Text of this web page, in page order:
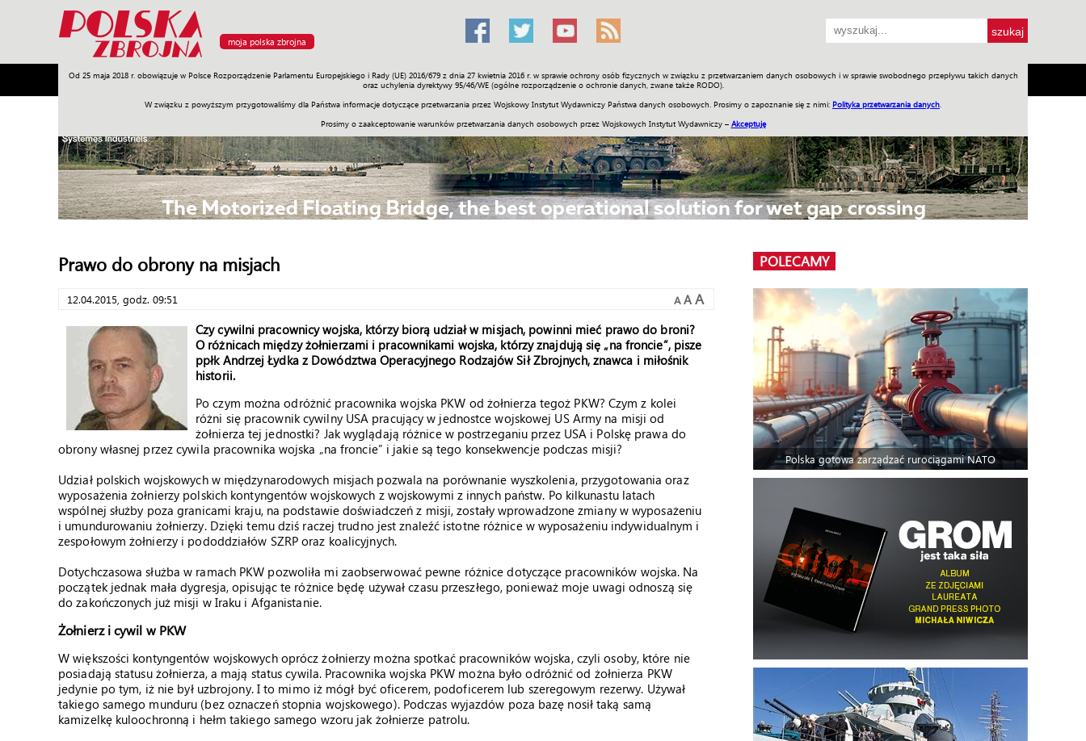
moja polska zbrojna
Od 25 maja 2018 r. obowiązuje w Polsce Rozporządzenie Parlamentu Europejskiego i Rady (UE) 2016/679 z dnia 27 kwietnia 2016 r. w sprawie ochrony osób fizycznych w związku z przetwarzaniem danych osobowych i w sprawie swobodnego przepływu takich danych
oraz uchylenia dyrektywy 95/46/WE (ogólne rozporządzenie o ochronie danych, zwane także RODO).
W związku z powyższym przygotowaliśmy dla Państwa informacje dotyczące przetwarzania przez Wojskowy Instytut Wydawniczy Państwa danych osobowych. Prosimy o zapoznanie się z nimi: Polityka przetwarzania danych
Prosimy o zaakceptowanie warunków przetwarzania danych osobowych przez Wojskowych Instytut Wydawniczy – Akceptuję
Armia Poligon Sprzęt Misje Polityka Prawo Świat Społeczność Sport Historia Galerie Wideo ENGLISH SKLEP Jednodniówki Praca w WIW
Prawo do obrony na misjach
12.04.2015, godz. 09:51 A A A
Czy cywilni pracownicy wojska, którzy biorą udział w misjach, powinni mieć prawo do broni?
O różnicach między żołnierzami i pracownikami wojska, którzy znajdują się „na froncie”, pisze
ppłk Andrzej Łydka z Dowództwa Operacyjnego Rodzajów Sił Zbrojnych, znawca i miłośnik
historii.
Po czym można odróżnić pracownika wojska PKW od żołnierza tegoż PKW? Czym z kolei
różni się pracownik cywilny USA pracujący w jednostce wojskowej US Army na misji od
żołnierza tej jednostki? Jak wyglądają różnice w postrzeganiu przez USA i Polskę prawa do
obrony własnej przez cywila pracownika wojska „na froncie” i jakie są tego konsekwencje podczas misji?
Udział polskich wojskowych w międzynarodowych misjach pozwala na porównanie wyszkolenia, przygotowania oraz
wyposażenia żołnierzy polskich kontyngentów wojskowych z wojskowymi z innych państw. Po kilkunastu latach
wspólnej służby poza granicami kraju, na podstawie doświadczeń z misji, zostały wprowadzone zmiany w wyposażeniu
i umundurowaniu żołnierzy. Dzięki temu dziś raczej trudno jest znaleźć istotne różnice w wyposażeniu indywidualnym i
zespołowym żołnierzy i pododdziałów SZRP oraz koalicyjnych.
Dotychczasowa służba w ramach PKW pozwoliła mi zaobserwować pewne różnice dotyczące pracowników wojska. Na
początek jednak mała dygresja, opisując te różnice będę używał czasu przeszłego, ponieważ moje uwagi odnoszą się
do zakończonych już misji w Iraku i Afganistanie.
Żołnierz i cywil w PKW
W większości kontyngentów wojskowych oprócz żołnierzy można spotkać pracowników wojska, czyli osoby, które nie
posiadają statusu żołnierza, a mają status cywila. Pracownika wojska PKW można było odróżnić od żołnierza PKW
jedynie po tym, iż nie był uzbrojony. I to mimo iż mógł być oficerem, podoficerem lub szeregowym rezerwy. Używał
takiego samego munduru (bez oznaczeń stopnia wojskowego). Podczas wyjazdów poza bazę nosił taką samą
kamizelkę kuloochronną i hełm takiego samego wzoru jak żołnierze patrolu.
POLECAMY
Polska gotowa zarządzać rurociągami NATO